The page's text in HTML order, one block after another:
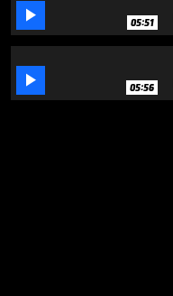
 05:51
 05:56